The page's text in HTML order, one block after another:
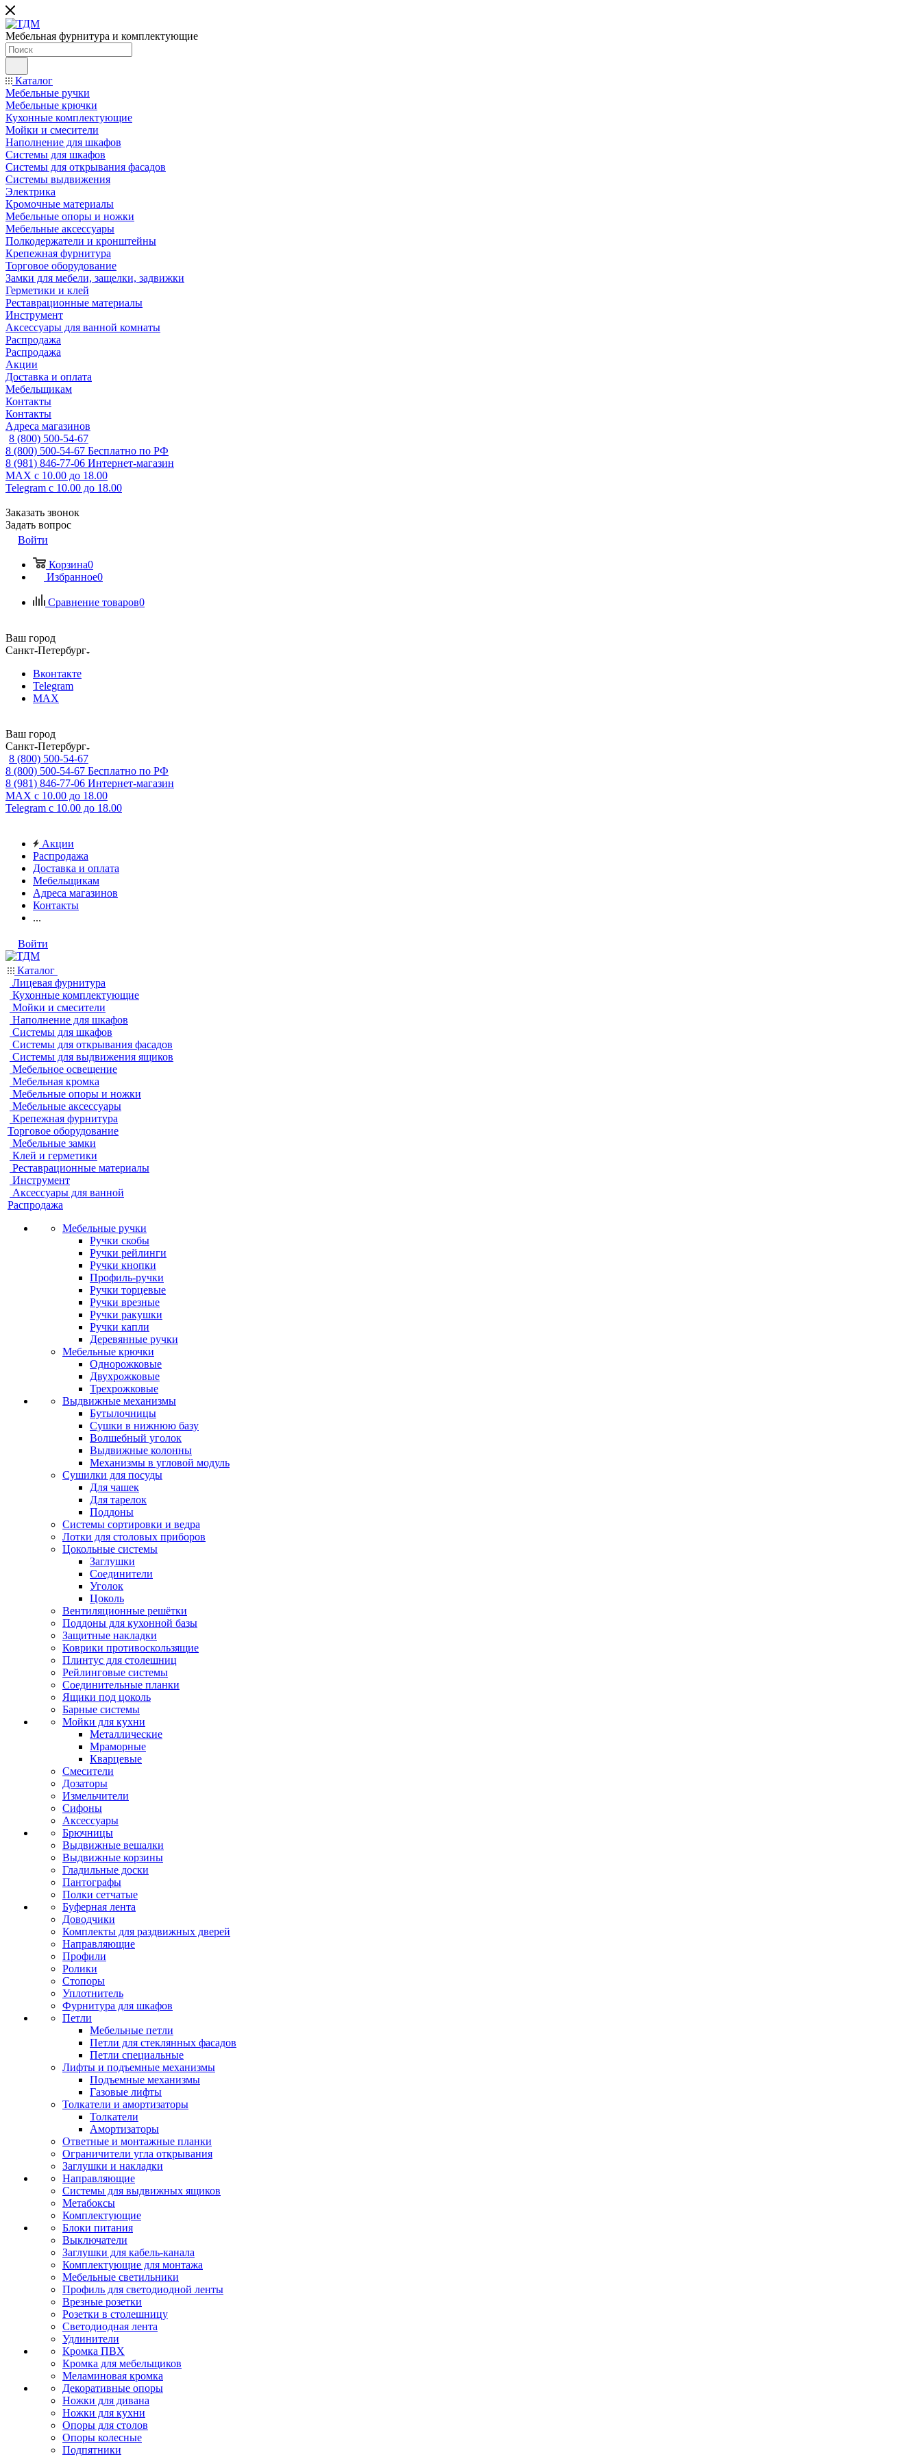
Мебельная фурнитура и комплектующие
Каталог
Мебельные ручки
Мебельные крючки
Кухонные комплектующие
Мойки и смесители
Наполнение для шкафов
Cистемы для шкафов
Системы для открывания фасадов
Системы выдвижения
Электрика
Кромочные материалы
Мебельные опоры и ножки
Мебельные аксессуары
Полкодержатели и кронштейны
Крепежная фурнитура
Торговое оборудование
Замки для мебели, защелки, задвижки
Герметики и клей
Реставрационные материалы
Инструмент
Аксессуары для ванной комнаты
Распродажа
Распродажа
Акции
Доставка и оплата
Мебельщикам
Контакты
Контакты
Адреса магазинов
8 (800) 500-54-67
8 (800) 500-54-67 Бесплатно по РФ
8 (981) 846-77-06 Интернет-магазин
MAX с 10.00 до 18.00
Telegram с 10.00 до 18.00
Заказать звонок
Задать вопрос
Войти
Корзина0
Избранное0
Сравнение товаров0
Ваш город
Санкт-Петербург
Вконтакте
Telegram
MAX
Ваш город
Санкт-Петербург
8 (800) 500-54-67
8 (800) 500-54-67 Бесплатно по РФ
8 (981) 846-77-06 Интернет-магазин
MAX с 10.00 до 18.00
Telegram с 10.00 до 18.00
Акции
Распродажа
Доставка и оплата
Мебельщикам
Адреса магазинов
Контакты
...
Войти
Каталог
Лицевая фурнитура
Кухонные комплектующие
Мойки и смесители
Наполнение для шкафов
Системы для шкафов
Системы для открывания фасадов
Системы для выдвижения ящиков
Мебельное освещение
Мебельная кромка
Мебельные опоры и ножки
Мебельные аксессуары
Крепежная фурнитура
Торговое оборудование
Мебельные замки
Клей и герметики
Реставрационные материалы
Инструмент
Аксессуары для ванной
Распродажа
Мебельные ручки
Ручки скобы
Ручки рейлинги
Ручки кнопки
Профиль-ручки
Ручки торцевые
Ручки врезные
Ручки ракушки
Ручки капли
Деревянные ручки
Мебельные крючки
Однорожковые
Двухрожковые
Трехрожковые
Выдвижные механизмы
Бутылочницы
Сушки в нижнюю базу
Волшебный уголок
Выдвижные колонны
Механизмы в угловой модуль
Сушилки для посуды
Для чашек
Для тарелок
Поддоны
Системы сортировки и ведра
Лотки для столовых приборов
Цокольные системы
Заглушки
Соединители
Уголок
Цоколь
Вентиляционные решётки
Поддоны для кухонной базы
Защитные накладки
Коврики противоскользящие
Плинтус для столешниц
Рейлинговые системы
Соединительные планки
Ящики под цоколь
Барные системы
Мойки для кухни
Металлические
Мраморные
Кварцевые
Смесители
Дозаторы
Измельчители
Сифоны
Аксессуары
Брючницы
Выдвижные вешалки
Выдвижные корзины
Гладильные доски
Пантографы
Полки сетчатые
Буферная лента
Доводчики
Комплекты для раздвижных дверей
Направляющие
Профили
Ролики
Стопоры
Уплотнитель
Фурнитура для шкафов
Петли
Мебельные петли
Петли для стеклянных фасадов
Петли специальные
Лифты и подъемные механизмы
Подъемные механизмы
Газовые лифты
Толкатели и амортизаторы
Толкатели
Амортизаторы
Ответные и монтажные планки
Ограничители угла открывания
Заглушки и накладки
Направляющие
Системы для выдвижных ящиков
Метабоксы
Комплектующие
Блоки питания
Выключатели
Заглушки для кабель-канала
Комплектующие для монтажа
Мебельные светильники
Профиль для светодиодной ленты
Врезные розетки
Розетки в столешницу
Светодиодная лента
Удлинители
Кромка ПВХ
Кромка для мебельщиков
Меламиновая кромка
Декоративные опоры
Ножки для дивана
Ножки для кухни
Опоры для столов
Опоры колесные
Подпятники